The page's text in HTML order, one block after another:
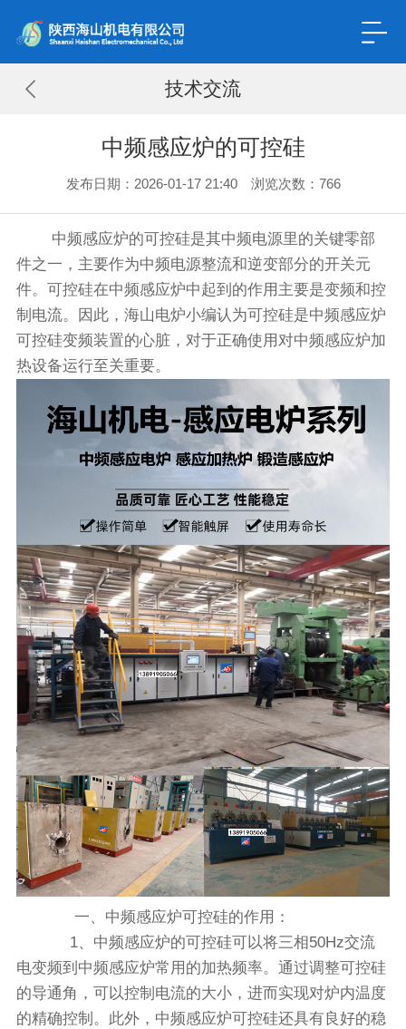
技术交流
中频感应炉的可控硅
发布日期：2026-01-17 21:40 浏览次数： 766
中频感应炉的可控硅是其中频电源里的关键零部
件之一，主要作为中频电源整流和逆变部分的开关元
件。可控硅在中频感应炉中起到的作用主要是变频和控
制电流。因此，海山电炉小编认为可控硅是中频感应炉
可控硅变频装置的心脏，对于正确使用对中频感应炉加
热设备运行至关重要。
一、中频感应炉可控硅的作用：
1、中频感应炉的可控硅可以将三相50Hz交流
电变频到中频感应炉常用的加热频率。通过调整可控硅
的导通角，可以控制电流的大小，进而实现对炉内温度
的精确控制。此外，中频感应炉可控硅还具有良好的稳